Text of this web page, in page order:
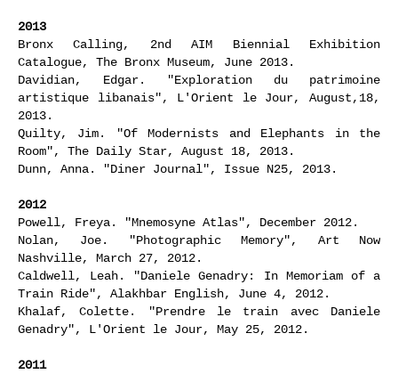
2013
Bronx Calling, 2nd AIM Biennial Exhibition
Catalogue, The Bronx Museum, June 2013.
Davidian, Edgar. "Exploration du patrimoine
artistique libanais", L'Orient le Jour, August,18,
2013.
Quilty, Jim. "Of Modernists and Elephants in the
Room", The Daily Star, August 18, 2013.
Dunn, Anna. "Diner Journal", Issue N25, 2013.
2012
Powell, Freya. "Mnemosyne Atlas", December 2012.
Nolan, Joe. "Photographic Memory", Art Now
Nashville, March 27, 2012.
Caldwell, Leah. "Daniele Genadry: In Memoriam of a
Train Ride", Alakhbar English, June 4, 2012.
Khalaf, Colette. "Prendre le train avec Daniele
Genadry", L'Orient le Jour, May 25, 2012.
2011